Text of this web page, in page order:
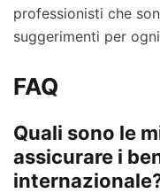
professionisti che
suggerimenti per
FAQ
Quali sono le
assicurare i